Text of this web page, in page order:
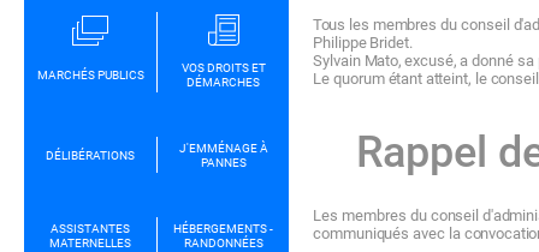
Tous les membres du conseil
Philippe Bridet.
Sylvain Mato, excusé, adonné sa
Le quorum étant atteint, leconseil
Rappel
Les membres du conseil
communiqués avec la convocati
MARCHÉS PUBLICS
VOS DROITS ET
DÉMARCHES
DÉLIBÉRATIONS
J'EMMÉNAGE À
PANNES
ASSISTANTES
MATERNELLES
HÉBERGEMENTS -
RANDONNÉES